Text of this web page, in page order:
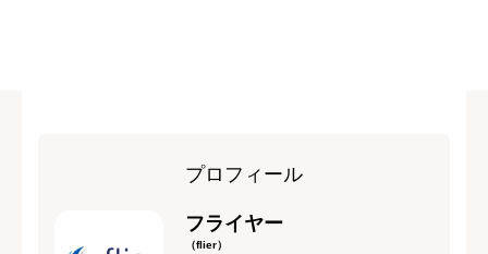
プロフィール
フライヤー
（flier）